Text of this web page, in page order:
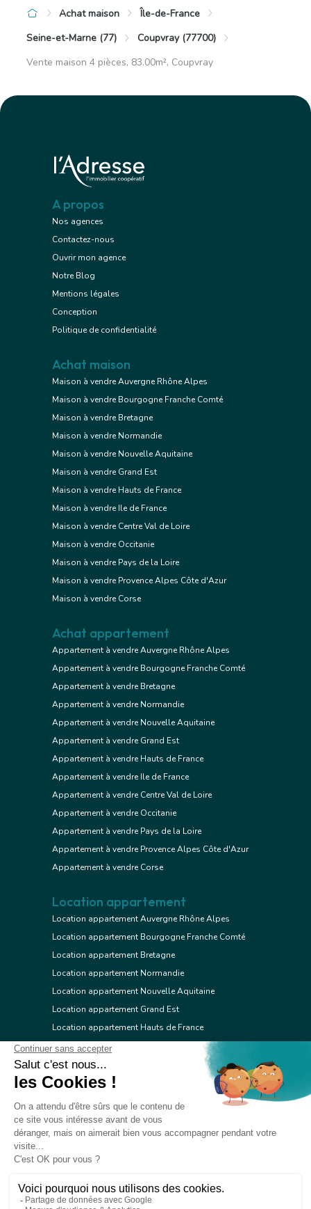
Achat maison
Île-de-France
Seine-et-Marne (77)
Coupvray (77700)
Vente maison 4 pièces, 83.00m², Coupvray
A propos
Nos agences
Contactez-nous
Ouvrir mon agence
Notre Blog
Mentions légales
Conception
Politique de confidentialité
Achat maison
Maison à vendre Auvergne Rhône Alpes
Maison à vendre Bourgogne Franche Comté
Maison à vendre Bretagne
Maison à vendre Normandie
Maison à vendre Nouvelle Aquitaine
Maison à vendre Grand Est
Maison à vendre Hauts de France
Maison à vendre Ile de France
Maison à vendre Centre Val de Loire
Maison à vendre Occitanie
Maison à vendre Pays de la Loire
Maison à vendre Provence Alpes Côte d'Azur
Maison à vendre Corse
Achat appartement
Appartement à vendre Auvergne Rhône Alpes
Appartement à vendre Bourgogne Franche Comté
Appartement à vendre Bretagne
Appartement à vendre Normandie
Appartement à vendre Nouvelle Aquitaine
Appartement à vendre Grand Est
Appartement à vendre Hauts de France
Appartement à vendre Ile de France
Appartement à vendre Centre Val de Loire
Appartement à vendre Occitanie
Appartement à vendre Pays de la Loire
Appartement à vendre Provence Alpes Côte d'Azur
Appartement à vendre Corse
Location appartement
Location appartement Auvergne Rhône Alpes
Location appartement Bourgogne Franche Comté
Location appartement Bretagne
Location appartement Normandie
Location appartement Nouvelle Aquitaine
Location appartement Grand Est
Location appartement Hauts de France
Location appartement Ile de France
Location appartement Centre Val de Loire
Location appartement Occitanie
Location appartement Provence Alpes Côte d'Azur
Location appartement Corse